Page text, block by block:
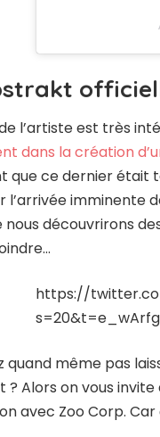
l’artiste est très
dans la création
que ce dernier était
l’arrivée imminente
découvrirons
https://
quand même pas
? Alors on vous
avec Zoo Corp.